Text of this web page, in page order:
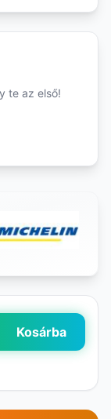
te az első!
Kosárba